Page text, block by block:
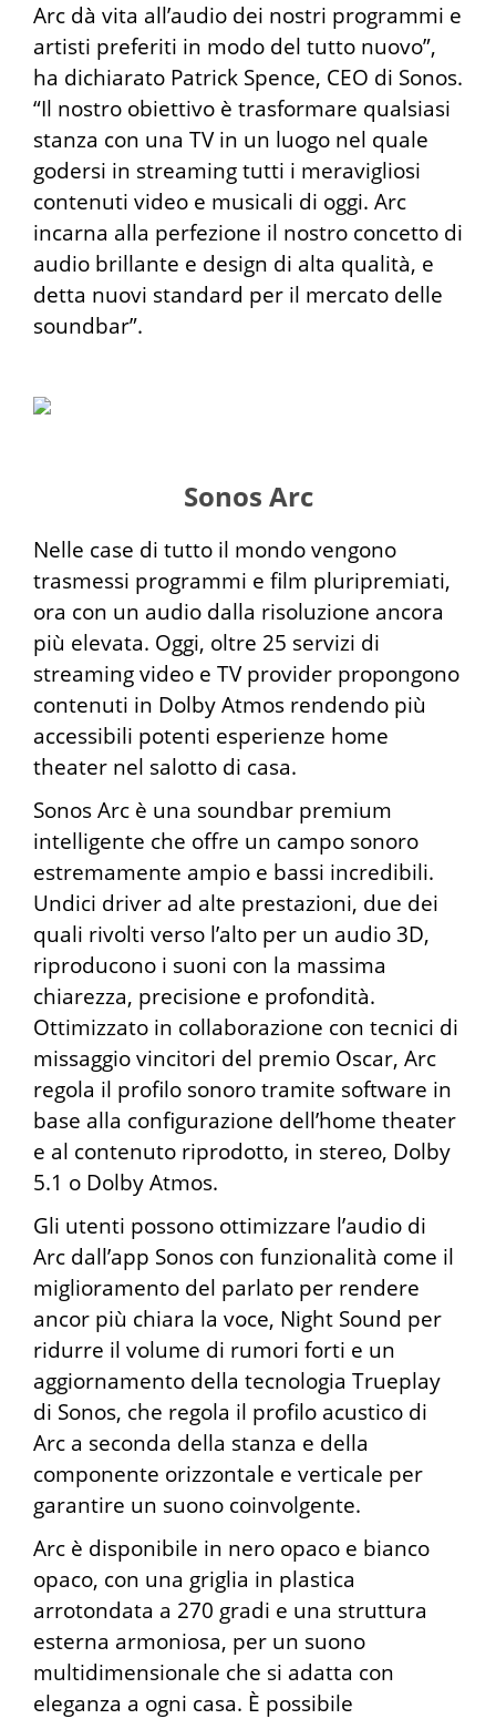
Arc dà vita all’audio dei nostri programmi e
artisti preferiti in modo del tutto nuovo”,
ha dichiarato Patrick Spence, CEO di Sonos.
“Il nostro obiettivo è trasformare qualsiasi
stanza con una TV in un luogo nel quale
godersi in streaming tutti i meravigliosi
contenuti video e musicali di oggi. Arc
incarna alla perfezione il nostro concetto di
audio brillante e design di alta qualità, e
detta nuovi standard per il mercato delle
soundbar”.
Sonos Arc
Nelle case di tutto il mondo vengono
trasmessi programmi e film pluripremiati,
ora con un audio dalla risoluzione ancora
più elevata. Oggi, oltre 25 servizi di
streaming video e TV provider propongono
contenuti in Dolby Atmos rendendo più
accessibili potenti esperienze home
theater nel salotto di casa.
Sonos Arc è una soundbar premium
intelligente che offre un campo sonoro
estremamente ampio e bassi incredibili.
Undici driver ad alte prestazioni, due dei
quali rivolti verso l’alto per un audio 3D,
riproducono i suoni con la massima
chiarezza, precisione e profondità.
Ottimizzato in collaborazione con tecnici di
missaggio vincitori del premio Oscar, Arc
regola il profilo sonoro tramite software in
base alla configurazione dell’home theater
e al contenuto riprodotto, in stereo, Dolby
5.1 o Dolby Atmos.
Gli utenti possono ottimizzare l’audio di
Arc dall’app Sonos con funzionalità come il
miglioramento del parlato per rendere
ancor più chiara la voce, Night Sound per
ridurre il volume di rumori forti e un
aggiornamento della tecnologia Trueplay
di Sonos, che regola il profilo acustico di
Arc a seconda della stanza e della
componente orizzontale e verticale per
garantire un suono coinvolgente.
Arc è disponibile in nero opaco e bianco
opaco, con una griglia in plastica
arrotondata a 270 gradi e una struttura
esterna armoniosa, per un suono
multidimensionale che si adatta con
eleganza a ogni casa. È possibile